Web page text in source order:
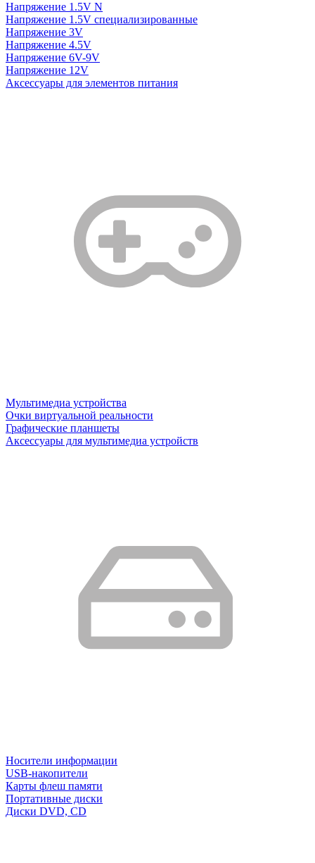
Напряжение 1.5V N
Напряжение 1.5V специализированные
Напряжение 3V
Напряжение 4.5V
Напряжение 6V-9V
Напряжение 12V
Аксессуары для элементов питания
Мультимедиа устройства
Очки виртуальной реальности
Графические планшеты
Аксессуары для мультимедиа устройств
Носители информации
USB-накопители
Карты флеш памяти
Портативные диски
Диски DVD, CD